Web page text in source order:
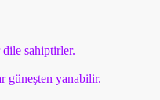
sahiptirler.
güneşten yanabilir.